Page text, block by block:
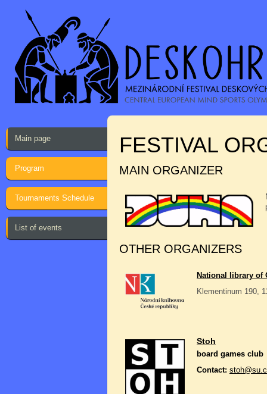
Main page
Program
Tournaments Schedule
List of events
FESTIVAL
MAIN ORGANIZER
OTHER ORGANIZERS
National library of
Klementinum 190,
Stoh
board games club
Contact: